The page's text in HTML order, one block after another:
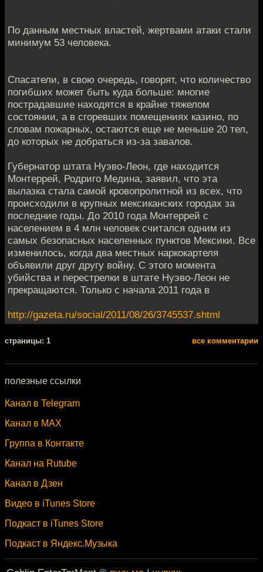
По данным местных властей, жертвами атаки стали
минимум 53 человека.
Спасатели, в свою очередь, говорят, что количество
погибших может быть куда больше: многие
пострадавшие находятся в крайне тяжелом
состоянии, а в сгоревших помещениях казино, по
словам пожарных, остаются еще не меньше 20 тел,
до которых не добраться из-за завалов.
Губернатор штата Нуэво-Леон, где находится
Монтеррей, Родриго Медина, заявил, что эта
вылазка стала самой кровопролитной из всех, что
происходили в крупных мексиканских городах за
последние годы. До 2010 года Монтеррей с
населением в 4 млн человек считался одним из
самых безопасных населенных пунктов Мексики. Все
изменилось, когда два местных наркокартеля
объявили друг другу войну. С этого момента
убийства и перестрелки в штате Нуэво-Леон не
прекращаются. Только с начала 2011 года в
http://gazeta.ru/social/2011/08/26/3745537.shtml
cтраницы: 1 все комментарии
полезные ссылки
Канал в Telegram
Канал в MAX
Группа в Контакте
Канал на Rutube
Канал в Дзен
Видео в iTunes Store
Подкаст в iTunes Store
Подкаст в Яндекс.Музыка